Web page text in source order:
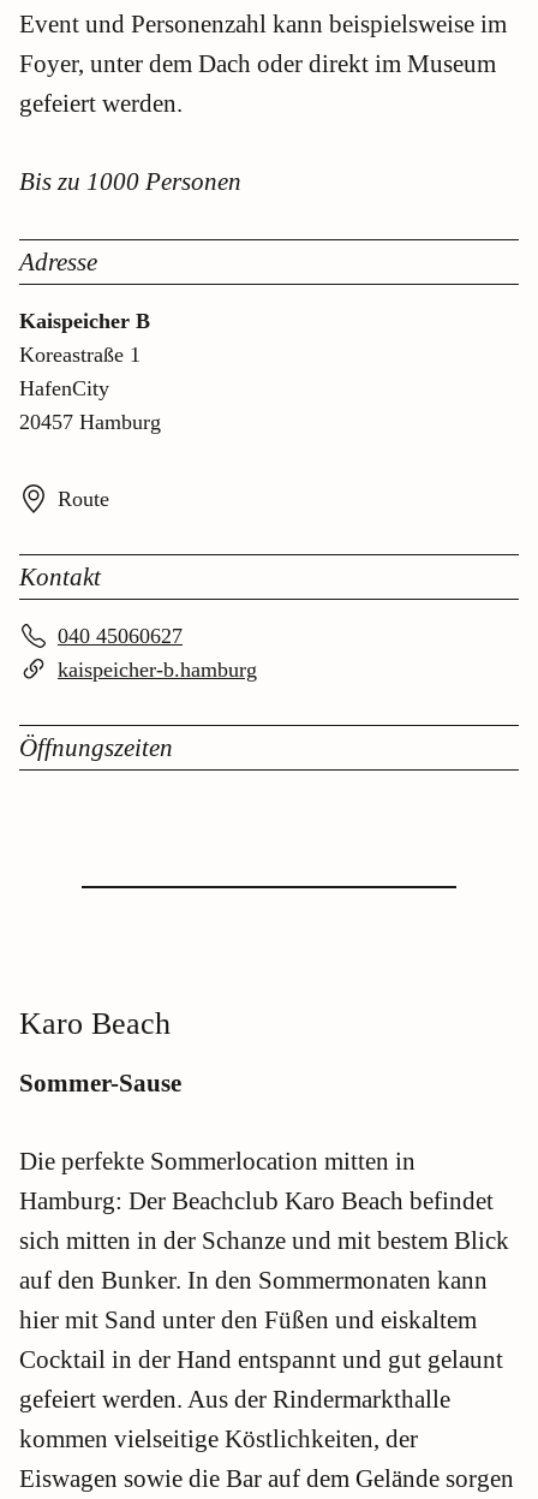
Event und Personenzahl kann beispielsweise im
Foyer, unter dem Dach oder direkt im Museum
gefeiert werden.
Bis zu 1000 Personen
Adresse
Kaispeicher B
Koreastraße 1
HafenCity
20457 Hamburg
Route
Kontakt
040 45060627
kaispeicher-b.hamburg
Öffnungszeiten
Karo Beach
Sommer-Sause
Die perfekte Sommerlocation mitten in
Hamburg: Der Beachclub Karo Beach befindet
sich mitten in der Schanze und mit bestem Blick
auf den Bunker. In den Sommermonaten kann
hier mit Sand unter den Füßen und eiskaltem
Cocktail in der Hand entspannt und gut gelaunt
gefeiert werden. Aus der Rindermarkthalle
kommen vielseitige Köstlichkeiten, der
Eiswagen sowie die Bar auf dem Gelände sorgen